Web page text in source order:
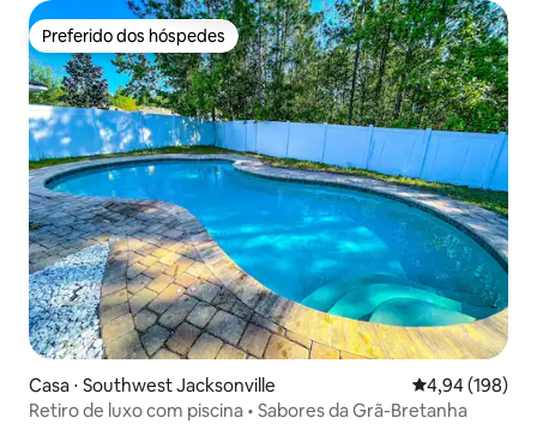
Preferido dos hóspedes
Preferido dos hóspedes
Casa ⋅ Southwest Jacksonville 4,94 de uma
4,94 (198)
Retiro de luxo com piscina • Sabores da Grã-Bretanha